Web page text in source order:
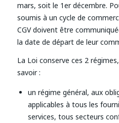
mars, soit le 1er décembre.
soumis à un cycle de
CGV doivent être
la date de départ de leur
La Loi conserve ces 2
savoir :
un régime général, aux
applicables à tous les
services, tous secteurs